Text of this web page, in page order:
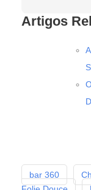
Artigos
bar 360